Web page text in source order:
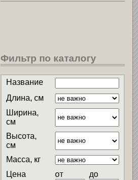
Фильтр по каталогу
Название
Длина, см
Ширина,
см
Высота,
см
Масса, кг
Цена
от до